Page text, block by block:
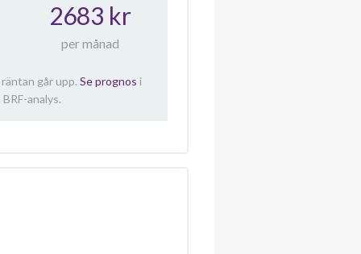
2683 kr
per månad
går upp. Se prognos i
analys.